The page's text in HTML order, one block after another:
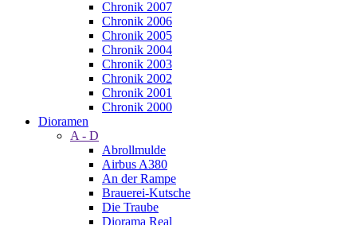
Chronik 2007
Chronik 2006
Chronik 2005
Chronik 2004
Chronik 2003
Chronik 2002
Chronik 2001
Chronik 2000
Dioramen
A - D
Abrollmulde
Airbus A380
An der Rampe
Brauerei-Kutsche
Die Traube
Diorama Real